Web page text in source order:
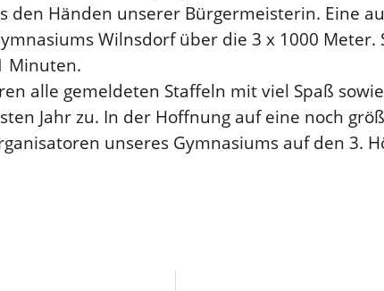
Händen unserer Bürgermeisterin. Eine
Wilnsdorf über die 3 x 1000
Minuten.
alle gemeldeten Staffeln mit viel Spaß
Jahr zu. In der Hoffnung auf eine noch
unseres Gymnasiums auf den 3.